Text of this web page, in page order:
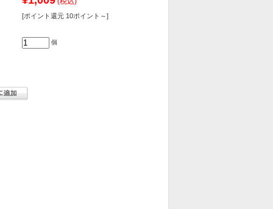
[ポイント還元 10ポイント～]
個